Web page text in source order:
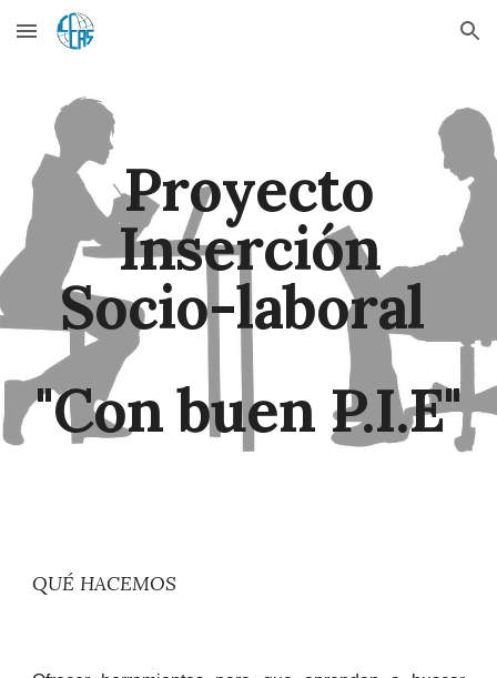
Skip to main content Skip to navigation
Proyecto
Inserción
Socio-laboral
"Con buen P.I.E"
QUÉ HACEMOS